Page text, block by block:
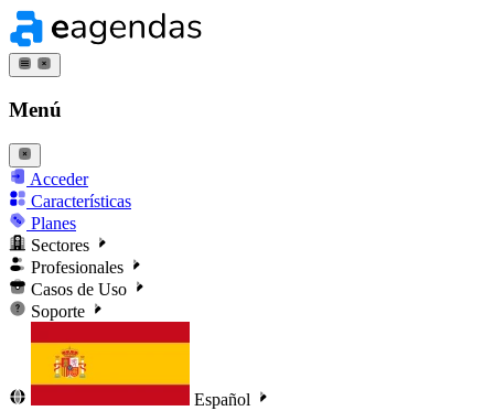
Menú
Acceder
Características
Planes
Sectores
Profesionales
Casos de Uso
Soporte
Español